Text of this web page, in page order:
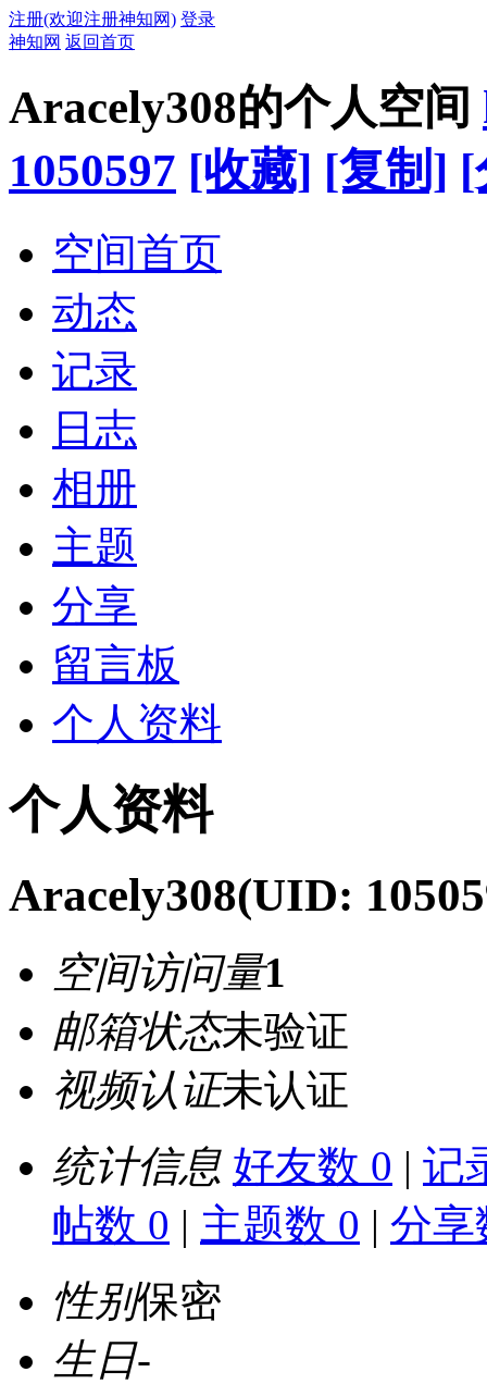
注册(欢迎注册神知网) 登录
神知网 返回首页
Aracely308的个人空间
1050597 [收藏] [复制] [
空间首页
动态
记录
日志
相册
主题
分享
留言板
个人资料
个人资料
Aracely308(UID:
空间访问量1
邮箱状态未验证
视频认证未认证
统计信息 好友数 0 | 记
帖数 0 | 主题数 0 | 分享
性别保密
生日-